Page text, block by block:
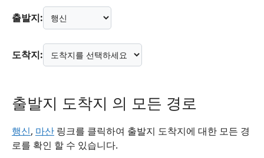
출발지:
도착지:
출발지 도착지 의 모든 경로
행신, 마산 링크를 클릭하여 출발지 도착지에 대한 모든 경
로를 확인 할 수 있습니다.